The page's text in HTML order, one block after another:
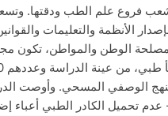
فروع علم الطب ودقتها.
الأنظمة والتعليمات
مصلحة الوطن والمواطن، تكون
المنهج الوصفي المسحي. وأوصت
أهمها:1- زيادة أعداد الفرق الطبية 2- عدم تحميل الكادر